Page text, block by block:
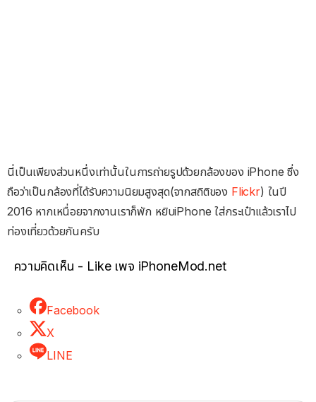
นี่เป็นเพียงส่วนหนึ่งเท่านั้นในการถ่ายรูปด้วยกล้องของ iPhone ซึ่ง
ถือว่าเป็นกล้องที่ได้รับความนิยมสูงสุด(จากสถิติของ Flickr) ในปี
2016 หากเหนื่อยจากงานเราก็พัก หยิบiPhone ใส่กระเป๋าแล้วเราไป
ท่องเที่ยวด้วยกันครับ
ความคิดเห็น - Like เพจ iPhoneMod.net
Facebook
X
LINE